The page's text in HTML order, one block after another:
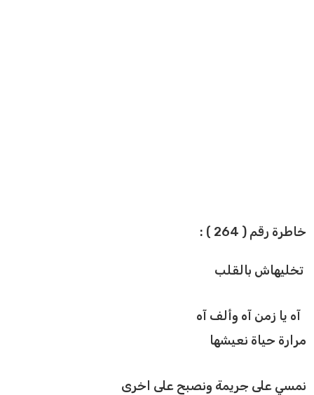
خاطرة رقم ( 264 ) :
تخليهاش بالقلب
آه يا زمن آه وألف آه
مرارة حياة نعيشها
نمسي على جريمة ونصبح على اخرى